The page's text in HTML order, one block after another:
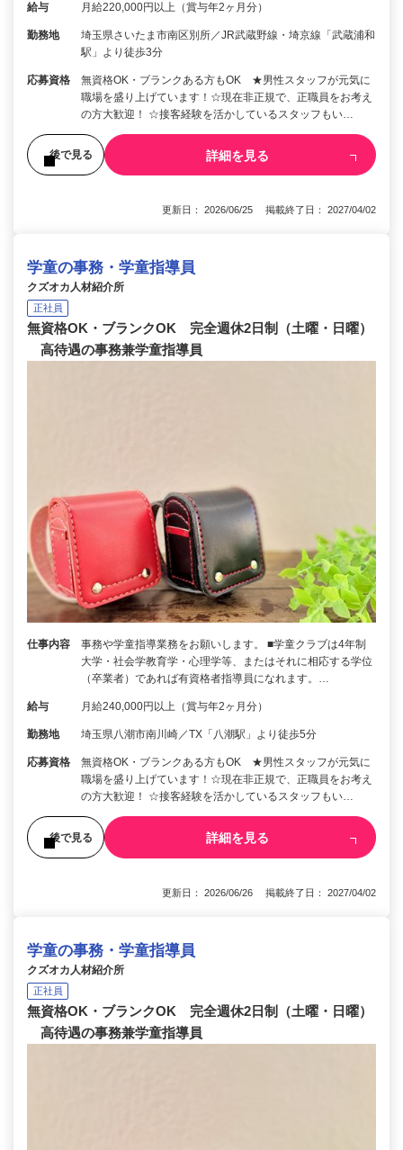
給与 月給220,000円以上（賞与年2ヶ月分）
勤務地
埼玉県さいたま市南区別所／JR武蔵野線・埼京線「武蔵浦和
駅」より徒歩3分
応募資格
無資格OK・ブランクある方もOK ★男性スタッフが元気に
職場を盛り上げています！☆現在非正規で、正職員をお考え
の方大歓迎！ ☆接客経験を活かしているスタッフもい…
後で見る 詳細を見る
更新日： 2026/06/25 掲載終了日： 2027/04/02
学童の事務・学童指導員
クズオカ人材紹介所
正社員
無資格OK・ブランクOK 完全週休2日制（土曜・日曜）
高待遇の事務兼学童指導員
仕事内容
事務や学童指導業務をお願いします。 ■学童クラブは4年制
大学・社会学教育学・心理学等、またはそれに相応する学位
（卒業者）であれば有資格者指導員になれます。…
給与 月給240,000円以上（賞与年2ヶ月分）
勤務地 埼玉県八潮市南川崎／TX「八潮駅」より徒歩5分
応募資格
無資格OK・ブランクある方もOK ★男性スタッフが元気に
職場を盛り上げています！☆現在非正規で、正職員をお考え
の方大歓迎！ ☆接客経験を活かしているスタッフもい…
後で見る 詳細を見る
更新日： 2026/06/26 掲載終了日： 2027/04/02
学童の事務・学童指導員
クズオカ人材紹介所
正社員
無資格OK・ブランクOK 完全週休2日制（土曜・日曜）
高待遇の事務兼学童指導員